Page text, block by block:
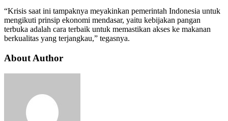
“Krisis saat ini tampaknya meyakinkan pemerintah Indonesia untuk
mengikuti prinsip ekonomi mendasar, yaitu kebijakan pangan
terbuka adalah cara terbaik untuk memastikan akses ke makanan
berkualitas yang terjangkau,” tegasnya.
About Author